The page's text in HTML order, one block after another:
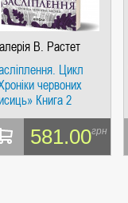
В. Растет
Цикл
червоних
Книга 2
581.00грн